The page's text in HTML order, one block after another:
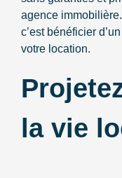
agence
c’est bénéficier
votre location.
la vie